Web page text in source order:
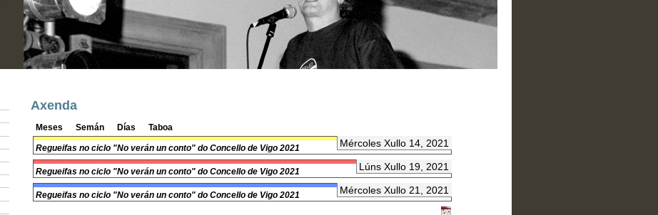
Axenda
Meses Semán Días Taboa
Mércoles Xullo 14, 2021
Regueifas no ciclo "No verán un conto" do Concello de Vigo 2021
Lúns Xullo 19, 2021
Regueifas no ciclo "No verán un conto" do Concello de Vigo 2021
Mércoles Xullo 21, 2021
Regueifas no ciclo "No verán un conto" do Concello de Vigo 2021